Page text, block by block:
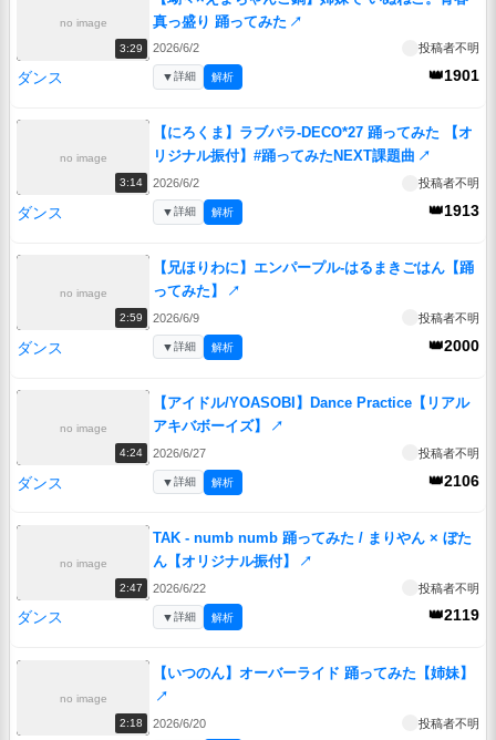
no image
3:29
真っ盛り 踊ってみた ↗
2026/6/2 投稿者不明
ダンス 👑1901
▼詳細 解析
no image
3:14
【にろくま】ラブパラ-DECO*27 踊ってみた 【オ
リジナル振付】#踊ってみたNEXT課題曲 ↗
2026/6/2 投稿者不明
ダンス 👑1913
▼詳細 解析
no image
2:59
【兄ほりわに】エンパープル-はるまきごはん【踊
ってみた】
↗
2026/6/9 投稿者不明
ダンス 👑2000
▼詳細 解析
no image
4:24
【アイドル/YOASOBI】Dance Practice【リアル
アキバボーイズ】
↗
2026/6/27 投稿者不明
ダンス 👑2106
▼詳細 解析
no image
2:47
TAK - numb numb 踊ってみた / まりやん × ぼた
ん【オリジナル振付】
↗
2026/6/22 投稿者不明
ダンス 👑2119
▼詳細 解析
no image
2:18
【いつのん】オーバーライド 踊ってみた【姉妹】
↗
2026/6/20 投稿者不明